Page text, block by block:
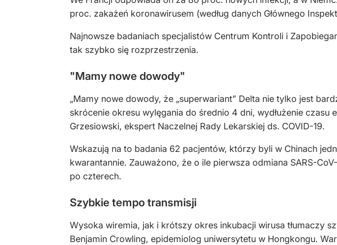
proc. zakażeń koronawirusem (według danych Głównego
Najnowsze badaniach specjalistów Centrum Kontroli i
tak szybko się rozprzestrzenia.
"Mamy nowe dowody"
„Mamy nowe dowody, że „superwariant” Delta nie tylko jest
skrócenie okresu wylęgania do średnio 4 dni, wydłużenie czasu
Grzesiowski, ekspert Naczelnej Rady Lekarskiej ds. COVID-19.
Wskazują na to badania 62 pacjentów, którzy byli w Chinach
kwarantannie. Zauważono, że o ile pierwsza odmiana SARS-
po czterech.
Szybkie tempo transmisji
Wysoka wiremia, jak i krótszy okres inkubacji wirusa tłumaczy
Benjamin Crowling, epidemiolog uniwersytetu w Hongkongu.